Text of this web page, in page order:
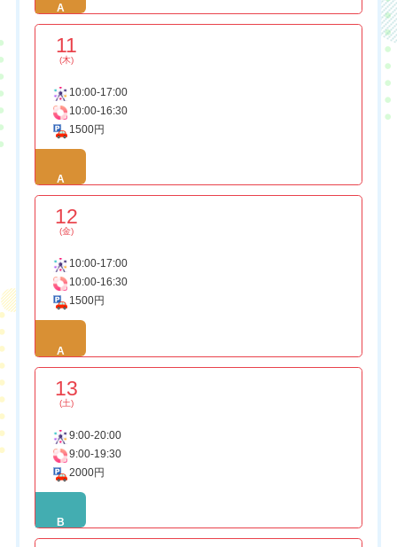
A
11
(木)
10:00-17:00
10:00-16:30
1500円
A
12
(金)
10:00-17:00
10:00-16:30
1500円
A
13
(土)
9:00-20:00
9:00-19:30
2000円
B